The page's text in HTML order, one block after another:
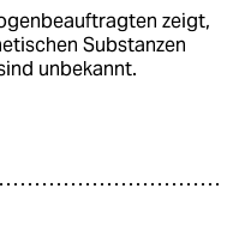
zeigt,
Substanzen
unbekannt.